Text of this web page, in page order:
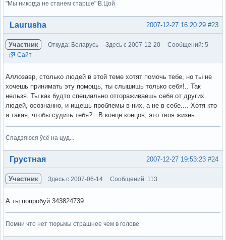
"Мы никогда не станем старше" В.Цой
Вне форума #23
2007-12-27 16:20:29
Laurusha
Участник Откуда: Беларусь Здесь с 2007-12-20
Сообщений: 5
Сайт
Аллозавр, столько людей в этой теме хотят помочь тебе, но ты не
хочешь принимать эту помощь, ты слышишь только себя!.. Так
нельзя. Ты как будто специально отгораживаешь себя от других
людей, осознанно, и ищешь проблемы в них, а не в себе.... Хотя кто
я такая, чтобы судить тебя?.. В конце концов, это твоя жизнь...
Спадзяюся ўсё на цуд...
Вне форума #24
2007-12-27 19:53:23
Грустная
Участник Здесь с 2007-06-14 Сообщений: 113
А ты попробуй 343824739
Помни что нет тюрьмы страшнее чем в голове